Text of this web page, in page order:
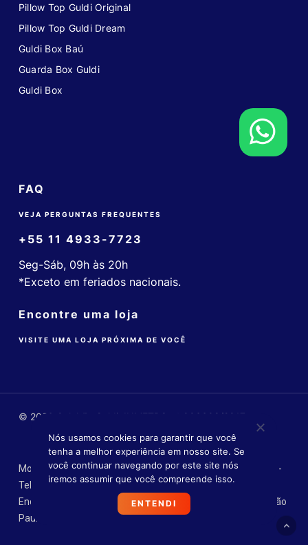
Pillow Top Guldi Original
Pillow Top Guldi Dream
Guldi Box Baú
Guarda Box Guldi
Guldi Box
FAQ
VEJA PERGUNTAS FREQUENTES
+55 11 4933-7723
Seg-Sáb, 09h às 20h
*Exceto em feriados nacionais.
Encontre uma loja
VISITE UMA LOJA PRÓXIMA DE VOCÊ
© 2026 Colchão Guldi. INMETRO nº 006608/2017
Mobly Comércio Varejista Ltda. - CNPJ: 14.055.516/0004-90 -
Tel.: (11) 4933-0341
Endereço: Av. das Nações Unidas, 16737 Várzea de Baixo, São
Paulo - SP - CEP 04730-090.
Nós usamos cookies para garantir que você
tenha a melhor experiência em nosso site. Se
você continuar navegando por este site nós
iremos assumir que você compreende isso.
ENTENDI